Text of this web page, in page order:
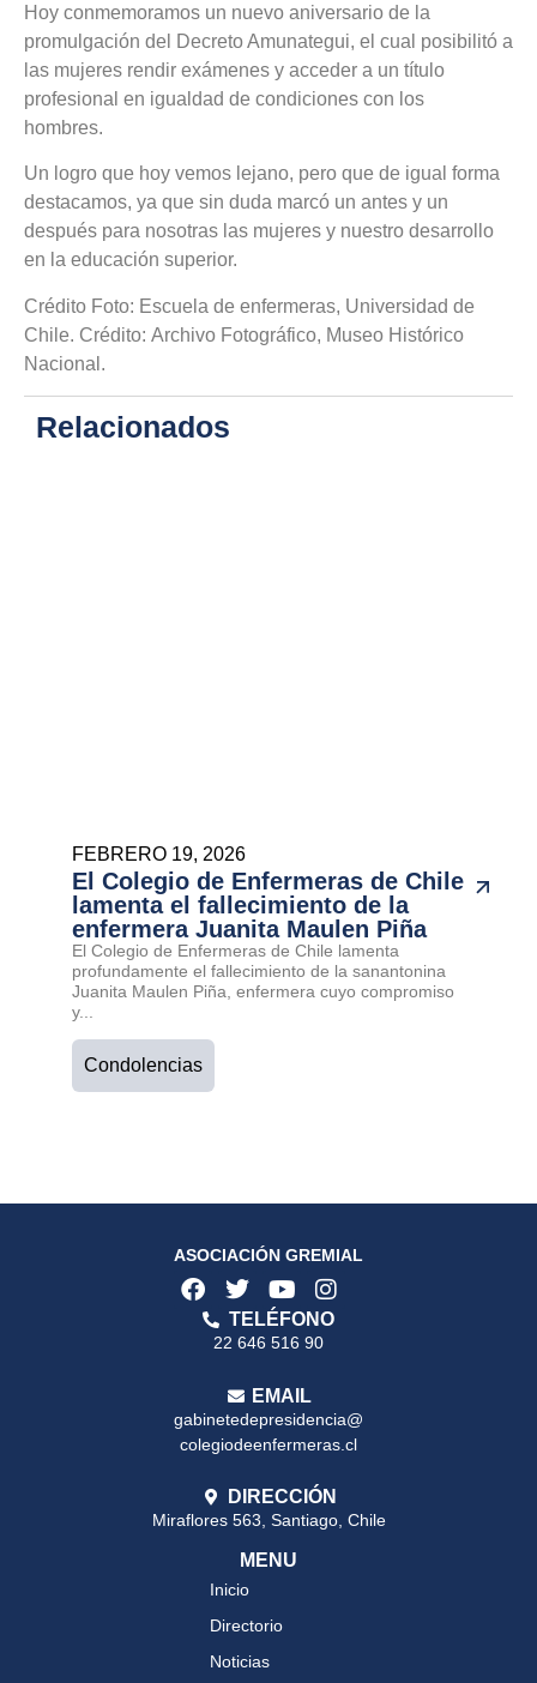
Hoy conmemoramos un nuevo aniversario de la
promulgación del Decreto Amunategui, el cual posibilitó a
las mujeres rendir exámenes y acceder a un título
profesional en igualdad de condiciones con los
hombres.
Un logro que hoy vemos lejano, pero que de igual forma
destacamos, ya que sin duda marcó un antes y un
después para nosotras las mujeres y nuestro desarrollo
en la educación superior.
Crédito Foto: Escuela de enfermeras, Universidad de
Chile. Crédito: Archivo Fotográfico, Museo Histórico
Nacional.
Relacionados
FEBRERO 19, 2026
El Colegio de Enfermeras de Chile
lamenta el fallecimiento de la
enfermera Juanita Maulen Piña
El Colegio de Enfermeras de Chile lamenta
profundamente el fallecimiento de la sanantonina
Juanita Maulen Piña, enfermera cuyo compromiso
y...
Condolencias
ASOCIACIÓN GREMIAL
TELÉFONO
22 646 516 90
EMAIL
gabinetedepresidencia@
colegiodeenfermeras.cl
DIRECCIÓN
Miraflores 563, Santiago, Chile
MENU
Inicio
Directorio
Noticias